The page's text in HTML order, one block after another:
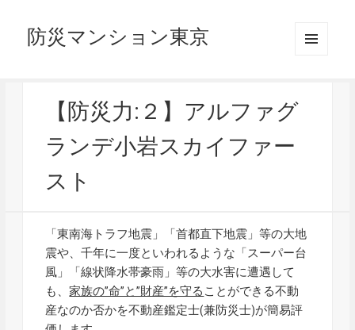
防災マンション東京
【防災力:２】アルファグ
ランデ小岩スカイファー
スト
「東南海トラフ地震」「首都直下地震」等の大地
震や、千年に一度といわれるような「スーパー台
風」「線状降水帯豪雨」等の大水害に遭遇して
も、家族の”命”と”財産”を守る ことができる不動
産なのか否かを不動産鑑定士(兼防災士)が簡易評